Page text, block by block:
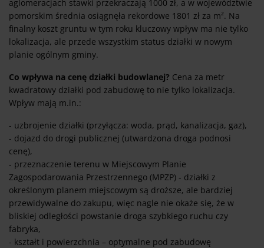
aglomeracjach stawki przekraczają 1000 zł, a w województwie
pomorskim średnia osiągnęła rekordowe 1801 zł za m². Na
finalny koszt gruntu w tym roku kluczowy wpływ ma nie tylko
lokalizacja, ale przede wszystkim status działki w nowym
planie ogólnym gminy.
Co wpływa na cenę działki budowlanej? Cena za metr
kwadratowy działki pod zabudowę to nie tylko lokalizacja.
Wpływ mają m.in.:
- uzbrojenie działki (przyłącza: woda, prąd, kanalizacja, gaz),
- dojazd do drogi publicznej (utwardzona droga podnosi
cenę),
- przeznaczenie terenu w Miejscowym Planie
Zagospodarowania Przestrzennego (MPZP) - działki z
określonym planem miejscowym są droższe, ale bardziej
przewidywalne do zakupu, więc nagle nie okaże się, że w
bliskiej odległości powstanie droga szybkiego ruchu czy
fabryka,
- kształt i powierzchnia – optymalne pod zabudowę